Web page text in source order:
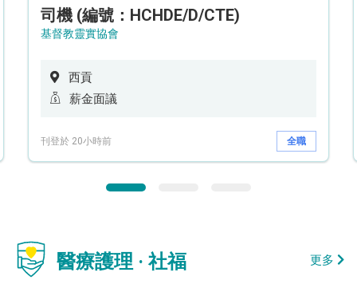
司機 (編號：HCHDE/D/CTE)
基督教靈實協會
西貢
薪金面議
刊登於 20小時前 全職
醫療護理 · 社福 更多